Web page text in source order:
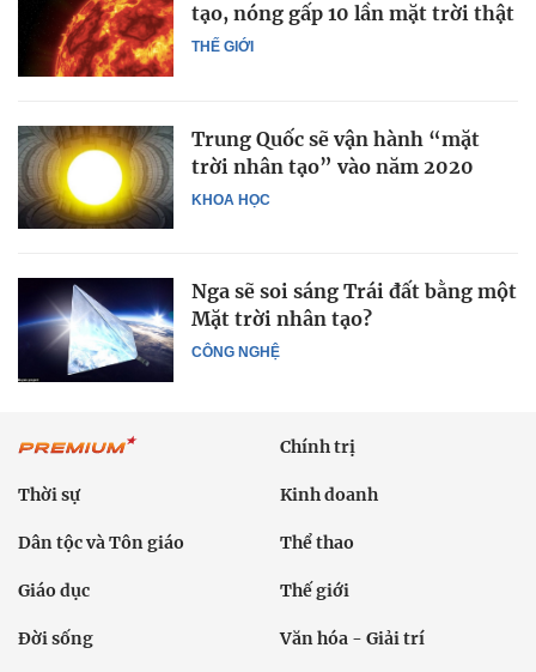
THẾ GIỚI
tạo, nóng gấp 10 lần mặt trời thật
KHOA HỌC
Trung Quốc sẽ vận hành “mặt
trời nhân tạo” vào năm 2020
CÔNG NGHỆ
Nga sẽ soi sáng Trái đất bằng một
Mặt trời nhân tạo?
Chính trị
Thời sự Kinh doanh
Dân tộc và Tôn giáo Thể thao
Giáo dục Thế giới
Đời sống Văn hóa - Giải trí